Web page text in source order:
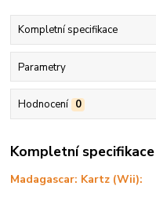
Kompletní specifikace
Parametry
Hodnocení 0
Kompletní specifikace
Madagascar: Kartz (Wii):